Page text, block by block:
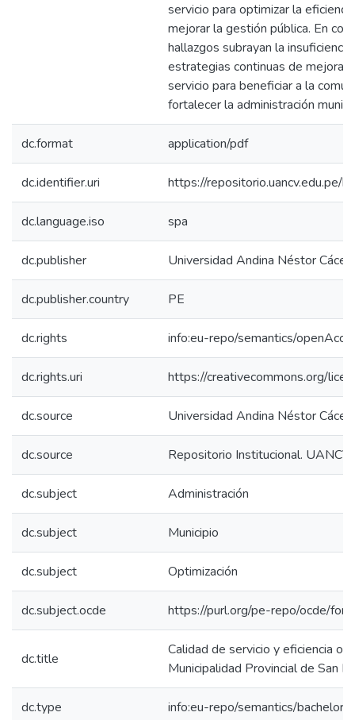
servicio para optimizar la
mejorar la gestión pública. En
hallazgos subrayan la
estrategias continuas de mejora
servicio para beneficiar a la
fortalecer la administración
dc.format application/pdf
dc.identifier.uri https://repositorio.uancv.edu.pe/
dc.language.iso spa
dc.publisher Universidad Andina Néstor
dc.publisher.country PE
dc.rights info:eu-repo/semantics/
dc.rights.uri https://creativecommons.org/
dc.source Universidad Andina Néstor
dc.source Repositorio Institucional. UANCV
dc.subject Administración
dc.subject Municipio
dc.subject Optimización
dc.subject.ocde https://purl.org/pe-repo/ocde/
dc.title
Calidad de servicio y eficiencia
Municipalidad Provincial de San
dc.type info:eu-repo/semantics/